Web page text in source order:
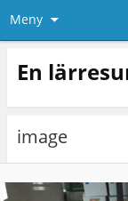
Meny
En
image